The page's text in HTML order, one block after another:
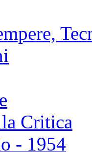
Critica
- 1954